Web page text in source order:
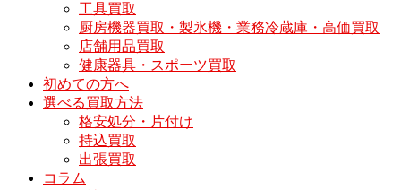
工具買取
厨房機器買取・製氷機・業務冷蔵庫・高価買取
店舗用品買取
健康器具・スポーツ買取
初めての方へ
選べる買取方法
格安処分・片付け
持込買取
出張買取
コラム